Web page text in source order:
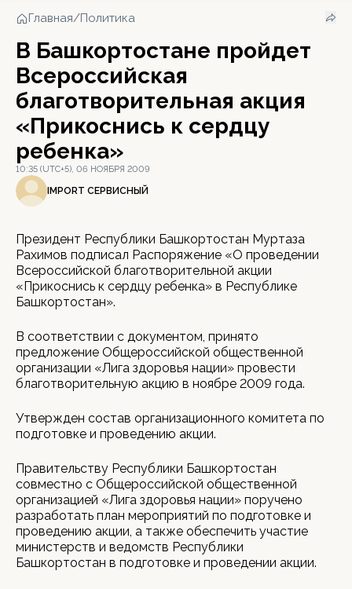
Главная/Политика
В Башкортостане пройдет
Всероссийская
благотворительная акция
«Прикоснись к сердцу
ребенка»
10:35 (UTC+5), 06 НОЯБРЯ 2009
IMPORT СЕРВИСНЫЙ
Президент Республики Башкортостан Муртаза
Рахимов подписал Распоряжение «О проведении
Всероссийской благотворительной акции
«Прикоснись к сердцу ребенка» в Республике
Башкортостан».
В соответствии с документом, принято
предложение Общероссийской общественной
организации «Лига здоровья нации» провести
благотворительную акцию в ноябре 2009 года.
Утвержден состав организационного комитета по
подготовке и проведению акции.
Правительству Республики Башкортостан
совместно с Общероссийской общественной
организацией «Лига здоровья нации» поручено
разработать план мероприятий по подготовке и
проведению акции, а также обеспечить участие
министерств и ведомств Республики
Башкортостан в подготовке и проведении акции.